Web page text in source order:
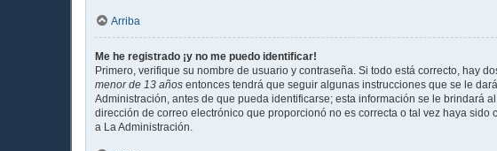
Arriba
Me he registrado ¡y no me puedo identificar!
Primero, verifique su nombre de usuario y contraseña. Si todo está correcto, hay
menor de 13 años entonces tendrá que seguir algunas instrucciones que se le
Administración, antes de que pueda identificarse; esta información se le brindará
dirección de correo electrónico que proporcionó no es correcta o tal vez haya
a La Administración.